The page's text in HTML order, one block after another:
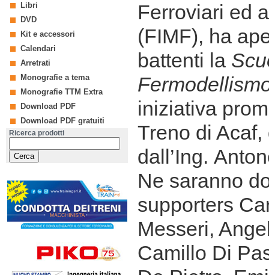
Libri
DVD
Kit e accessori
Calendari
Arretrati
Monografie a tema
Monografie TTM Extra
Download PDF
Download PDF gratuiti
Ricerca prodotti
Ferroviari ed
(FIMF), ha
battenti la
iniziativa
Treno di Acaf,
dall’Ing.
Ne saranno
supporters
Messeri,
Camillo Di